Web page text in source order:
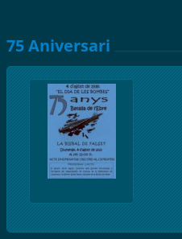
75 Aniversari